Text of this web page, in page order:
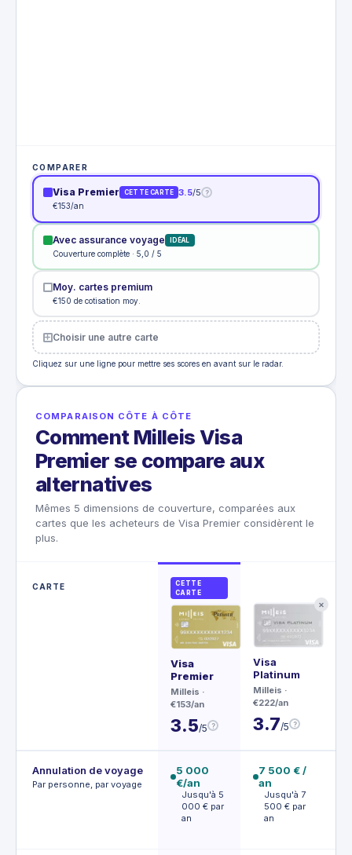
COMPARER
Visa Premier CETTE CARTE 3.5/5 ?
€153/an
Avec assurance voyage IDÉAL
Couverture complète · 5,0 / 5
Moy. cartes premium
€150 de cotisation moy.
Choisir une autre carte
Cliquez sur une ligne pour mettre ses scores en avant sur le radar.
COMPARAISON CÔTE À CÔTE
Comment Milleis Visa
Premier se compare aux
alternatives
Mêmes 5 dimensions de couverture, comparées aux
cartes que les acheteurs de Visa Premier considèrent le
plus.
CARTE
CETTE
CARTE
Visa
Premier
Milleis ·
€153/an
3.5/5 ?
✕
Visa
Platinum
Milleis ·
€222/an
3.7/5 ?
Annulation de voyage
Par personne, par voyage
5 000
€/an
Jusqu'à 5
000 € par
an
7 500 € /
an
Jusqu'à 7
500 € par
an